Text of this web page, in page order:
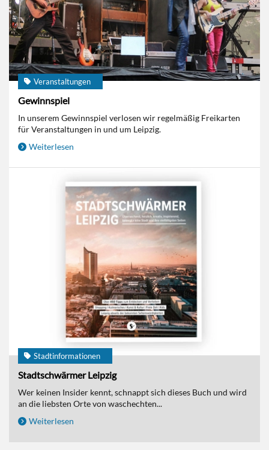
Veranstaltungen
Gewinnspiel
In unserem Gewinnspiel verlosen wir regelmäßig Freikarten
für Veranstaltungen in und um Leipzig.
Weiterlesen
Stadtinformationen
Stadtschwärmer Leipzig
Wer keinen Insider kennt, schnappt sich dieses Buch und wird
an die liebsten Orte von waschechten...
Weiterlesen